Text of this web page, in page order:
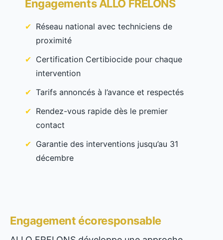
Engagements ALLO FRELONS
Réseau national avec techniciens de
proximité
Certification Certibiocide pour chaque
intervention
Tarifs annoncés à l’avance et respectés
Rendez-vous rapide dès le premier
contact
Garantie des interventions jusqu’au 31
décembre
Engagement écoresponsable